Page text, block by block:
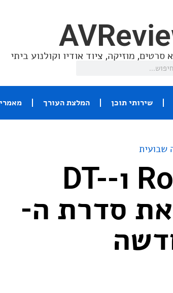
מוזיקה, ציוד אודיו וקולנוע ביתי
שירותי תוכן המלצת העורך
שבועית
Rotel RA-6000 ו-DT-
את סדרת ה-